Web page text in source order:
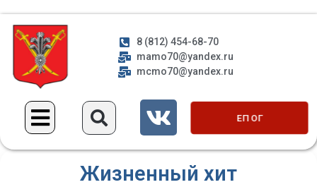
8 (812) 454-68-70
mamo70@yandex.ru
mcmo70@yandex.ru
ЕП ОГ
Жизненный хит